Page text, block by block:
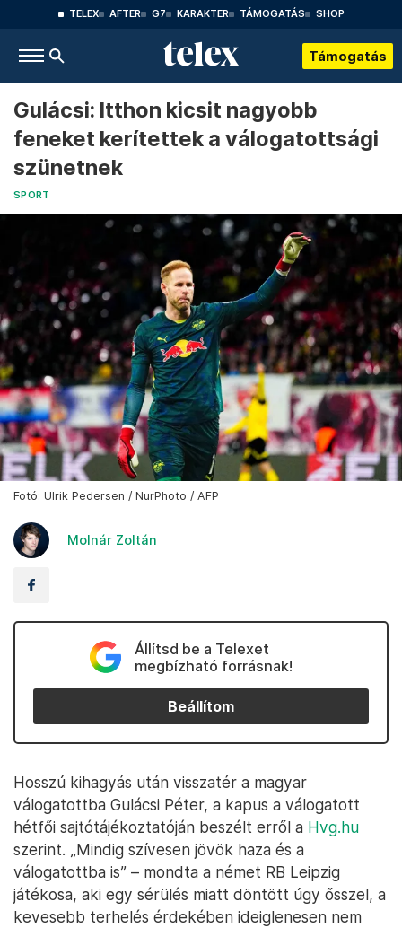
TELEX AFTER G7 KARAKTER TÁMOGATÁS SHOP
Támogatás
Gulácsi: Itthon kicsit nagyobb
feneket kerítettek a válogatottsági
szünetnek
SPORT
Fotó: Ulrik Pedersen / NurPhoto / AFP
Molnár Zoltán
Állítsd be a Telexet
megbízható forrásnak!
Beállítom
Hosszú kihagyás után visszatér a magyar
válogatottba Gulácsi Péter, a kapus a válogatott
hétfői sajtótájékoztatóján beszélt erről a Hvg.hu
szerint. „Mindig szívesen jövök haza és a
válogatottba is” – mondta a német RB Leipzig
játékosa, aki egy sérülés miatt döntött úgy ősszel, a
kevesebb terhelés érdekében ideiglenesen nem